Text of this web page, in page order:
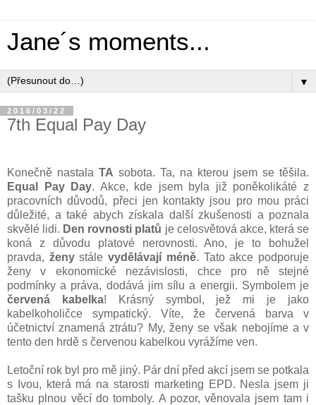
Jane´s moments...
▼
2016/03/22
7th Equal Pay Day
Konečně nastala TA sobota. Ta, na kterou jsem se těšila.
Equal Pay Day. Akce, kde jsem byla již poněkolikáté z
pracovních důvodů, přeci jen kontakty jsou pro mou práci
důležité, a také abych získala další zkušenosti a poznala
skvělé lidi. Den rovnosti platů je celosvětová akce, která se
koná z důvodu platové nerovnosti. Ano, je to bohužel
pravda, ženystálevydělávají méně. Tato akce podporuje
ženy v ekonomické nezávislosti, chce pro ně stejné
podmínky a práva, dodává jim sílu a energii. Symbolem je
červená kabelka! Krásný symbol, jež mi je jako
kabelkoholičce sympatický. Víte, že červená barva v
účetnictví znamená ztrátu? My, ženy se však nebojíme a v
tento den hrdě s červenou kabelkou vyrážíme ven.
Letoční rok byl pro mě jiný. Pár dní před akcí jsem se potkala
s Ivou, která má na starosti marketing EPD. Nesla jsem ji
tašku plnou věcí do tomboly. A pozor, věnovala jsem tam i